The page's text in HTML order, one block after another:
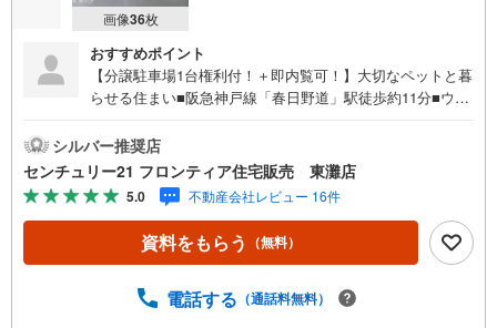
画像36枚
おすすめポイント
【分譲駐車場1台権利付！＋即内覧可！】大切なペットと暮
らせる住まい■阪急神戸線「春日野道」駅徒歩約11分■ウォ
陽当り・通風良好な5階部分 特徴・開放的なカウンターキ
ッチンでお料理を楽しめます・サービスルーム（納戸）や
全居室収納があり片付けもスムーズです・東南向きにつき
朝日が差し込む明るい住空間です 立地・神戸市立雲中小学
校まで徒歩約8分・神戸市立葺合中学校まで徒歩約6分 弊社
が選ばれる理由 1.お金の扱い方のプロ、ファイナンシャル
応できる売却専門チームあり！3.たくさんの銀行と繋がり
シルバー推奨店
センチュリー21 フロンティア住宅販売 東灘店
5.0 不動産会社レビュー 16件
資料をもらう （無料）
電話する （通話料無料）